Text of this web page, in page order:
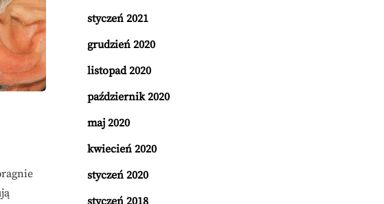
styczeń 2021
grudzień 2020
listopad 2020
październik 2020
maj 2020
kwiecień 2020
styczeń 2020
styczeń 2018